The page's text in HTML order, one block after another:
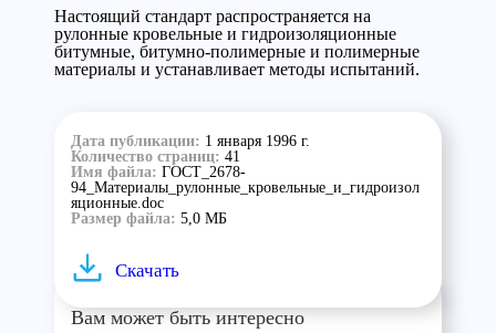
Настоящий стандарт распространяется на
рулонные кровельные и гидроизоляционные
битумные, битумно-полимерные и полимерные
материалы и устанавливает методы испытаний.
Дата публикации: 1 января 1996 г.
Количество страниц: 41
Имя файла: ГОСТ_2678-
94_Материалы_рулонные_кровельные_и_гидроизол
яционные.doc
Размер файла: 5,0 МБ
Скачать
Вам может быть интересно